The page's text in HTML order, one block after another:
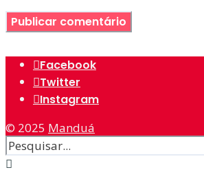
Facebook
Twitter
Instagram
© 2025 Manduá